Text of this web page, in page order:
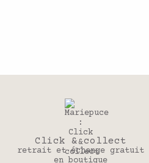
Click & collect
retrait et échange gratuit
en boutique